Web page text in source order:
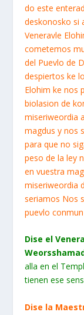
do este
deskonosko si
Veneravle
cometemos
del Puevlo de
despiertos ke
Elohim ke nos
biolasion de
miseriweordia
magdus y nos
para que no
peso de la ley
en vuestra
miseriweordia
seriamos Nos
puevlo
Dise el
alla en el
tienen ese
Dise la